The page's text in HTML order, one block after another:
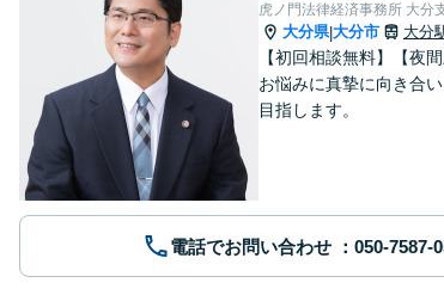
虎ノ門法律経済事務所 大分
大分県|大分市 大分
【初回相談無料】【夜
お悩みに真摯に向き合
目指します。
電話でお問い合わせ